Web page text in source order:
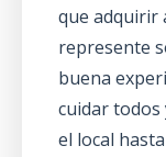
que adquirir
represente
buena
cuidar todos
el local